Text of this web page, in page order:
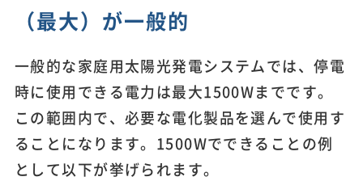
（最大）が一般的
一般的な家庭用太陽光発電システムでは、停電
時に使用できる電力は最大1500Wまでです。
この範囲内で、必要な電化製品を選んで使用す
ることになります。1500Wでできることの例
として以下が挙げられます。